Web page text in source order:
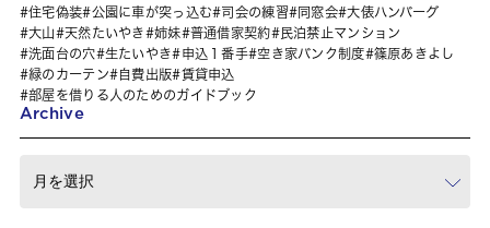
住宅偽装
公園に車が突っ込む 司会の練習 同窓会
大俵ハンバーグ
大山
天然たいやき 姉妹 普通借家契約
民泊禁止マンション
洗面台の穴
生たいやき 申込１番手 空き家バンク制度
篠原あきよし
緑のカーテン
自費出版
賃貸申込
部屋を借りる人のためのガイドブック
Archive